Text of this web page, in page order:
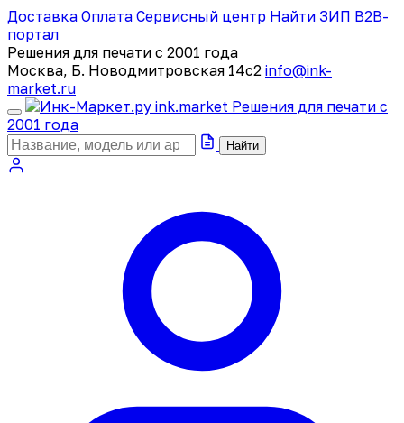
Доставка Оплата Сервисный центр Найти ЗИП B2B-
портал
Решения для печати с 2001 года
Москва, Б. Новодмитровская 14с2 info@ink-
market.ru
ink.market Решения для печати с
2001 года
Найти